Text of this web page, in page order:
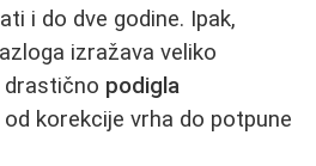
i do dve godine. Ipak,
izražava veliko
drastično podigla
korekcije vrha do potpune